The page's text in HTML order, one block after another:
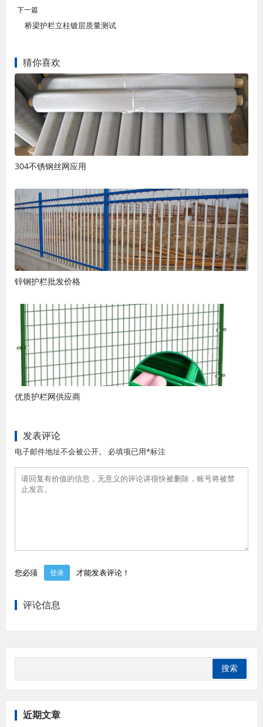
下一篇
桥梁护栏立柱镀层质量测试
猜你喜欢
304不锈钢丝网应用
锌钢护栏批发价格
优质护栏网供应商
发表评论
电子邮件地址不会被公开。 必填项已用*标注
您必须 登录 才能发表评论！
评论信息
近期文章